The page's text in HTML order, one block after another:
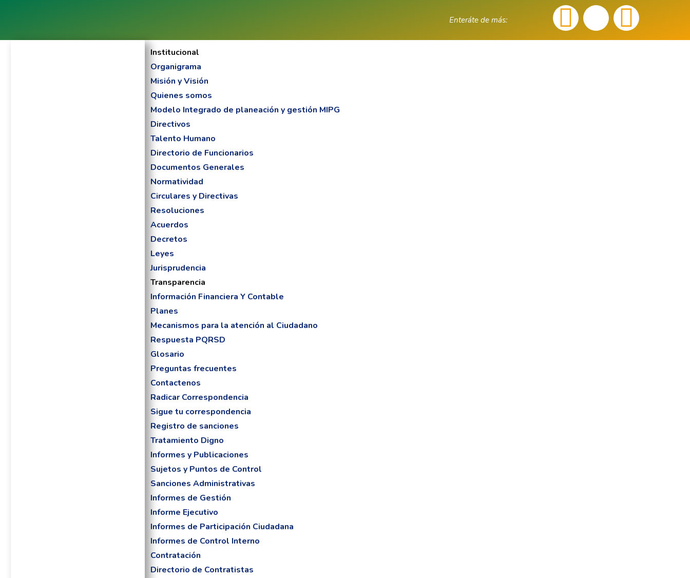
Enteráte de más:
Institucional
Organigrama
Misión y Visión
Quienes somos
Modelo Integrado de planeación y gestión MIPG
Directivos
Talento Humano
Directorio de Funcionarios
Documentos Generales
Normatividad
Circulares y Directivas
Resoluciones
Acuerdos
Decretos
Leyes
Jurisprudencia
Transparencia
Información Financiera Y Contable
Planes
Mecanismos para la atención al Ciudadano
Respuesta PQRSD
Glosario
Preguntas frecuentes
Contactenos
Radicar Correspondencia
Sigue tu correspondencia
Registro de sanciones
Tratamiento Digno
Informes y Publicaciones
Sujetos y Puntos de Control
Sanciones Administrativas
Informes de Gestión
Informe Ejecutivo
Informes de Participación Ciudadana
Informes de Control Interno
Contratación
Directorio de Contratistas